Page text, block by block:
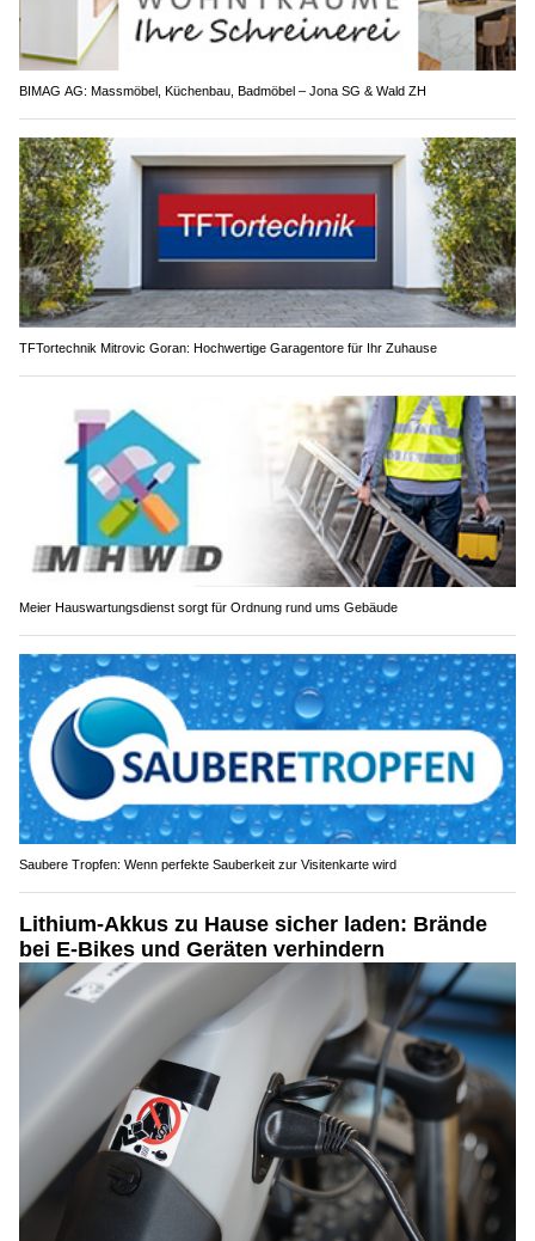
BIMAG AG: Massmöbel, Küchenbau, Badmöbel – Jona SG & Wald ZH
TFTortechnik Mitrovic Goran: Hochwertige Garagentore für Ihr Zuhause
Meier Hauswartungsdienst sorgt für Ordnung rund ums Gebäude
Saubere Tropfen: Wenn perfekte Sauberkeit zur Visitenkarte wird
Lithium-Akkus zu Hause sicher laden: Brände
bei E-Bikes und Geräten verhindern